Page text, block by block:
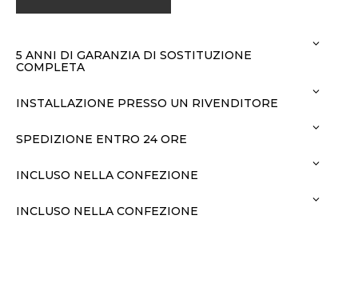
5 ANNI DI GARANZIA DI SOSTITUZIONE
COMPLETA
INSTALLAZIONE PRESSO UN RIVENDITORE
SPEDIZIONE ENTRO 24 ORE
INCLUSO NELLA CONFEZIONE
INCLUSO NELLA CONFEZIONE